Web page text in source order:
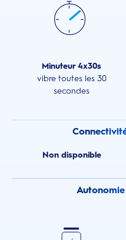
Minuteur 4x30s
vibre toutes les 30
secondes
Non disponible